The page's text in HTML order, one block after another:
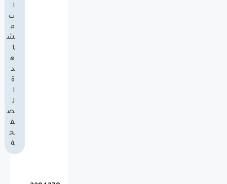
ا
ت
م
ش
ا
ه
د
ة
ا
ل
ص
ف
ح
ة